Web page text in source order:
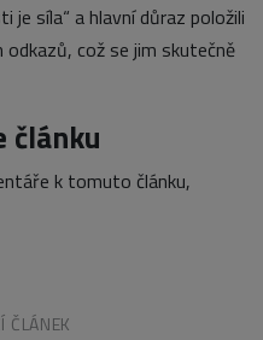
je síla“ a hlavní důraz položili
což se jim skutečně
článku
k tomuto článku,
ČLÁNEK